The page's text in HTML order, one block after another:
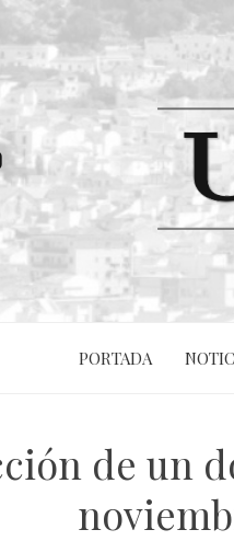
PORTADA
de un